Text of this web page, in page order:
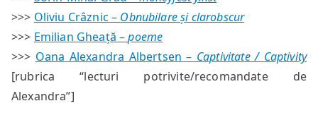
>>> Oliviu Crâznic – Obnubilare și clarobscur
>>> Emilian Gheață –poeme
>>> Oana Alexandra Albertsen – Captivitate / Captivity
[rubrica “lecturi potrivite/recomandate de
Alexandra”]